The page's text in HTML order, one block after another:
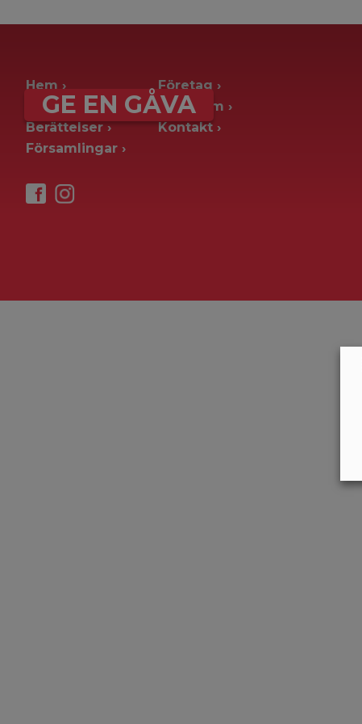
GE EN GÅVA
Hem
Ge en gåva
Berättelser
Församlingar
Företag
Pressrum
Kontakt